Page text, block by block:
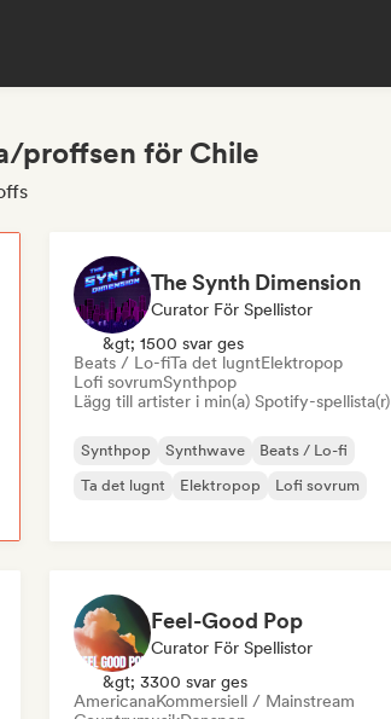
proffsen för Chile
The Synth Dimension
Curator För Spellistor
&gt; 1500 svar ges
Beats / Lo-fiTa det lugntElektropop
Lofi sovrumSynthpop
Lägg till artister i min(a) Spotify-spellista(r)
Synthpop Synthwave
Beats / Lo-fi
Ta det lugnt
Elektropop Lofi sovrum
Feel-Good Pop
Curator För Spellistor
&gt; 3300 svar ges
AmericanaKommersiell / Mainstream